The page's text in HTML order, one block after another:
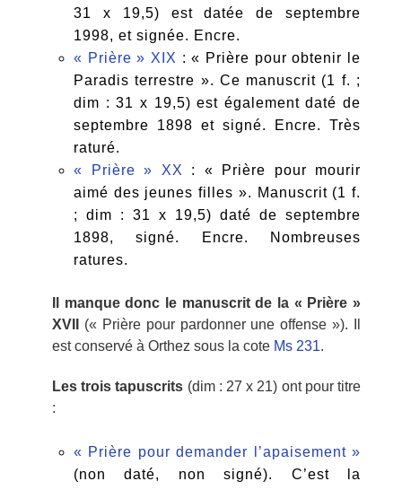
31 x 19,5) est datée de septembre
1998, et signée. Encre.
« Prière » XIX : « Prière pour obtenir le
Paradis terrestre ». Ce manuscrit (1 f. ;
dim : 31 x 19,5) est également daté de
septembre 1898 et signé. Encre. Très
raturé.
« Prière » XX : « Prière pour mourir
aimé des jeunes filles ». Manuscrit (1 f.
; dim : 31 x 19,5) daté de septembre
1898, signé. Encre. Nombreuses
ratures.
Il manque donc le manuscrit de la « Prière »
XVII
(« Prière pour pardonner une offense »). Il
est conservé à Orthez sous la cote Ms 231.
Les trois tapuscrits (dim : 27 x 21) ont pour titre
:
« Prière pour demander l’apaisement »
(non daté, non signé). C’est la